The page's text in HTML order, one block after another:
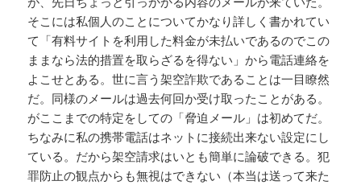
そこには私個人のことについてかなり詳しく書かれてい
て「有料サイトを利用した料金が未払いであるのでこの
ままなら法的措置を取らざるを得ない」から電話連絡を
よこせとある。世に言う架空詐欺であることは一目瞭然
だ。同様のメールは過去何回か受け取ったことがある。
がここまでの特定をしての「脅迫メール」は初めてだ。
ちなみに私の携帯電話はネットに接続出来ない設定にし
ている。だから架空請求はいとも簡単に論破できる。犯
罪防止の観点からも無視はできない（本当は送って来た